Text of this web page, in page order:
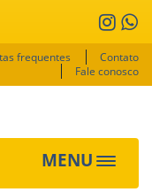
frequentes
Contato
Fale conosco
MENU
Toggle